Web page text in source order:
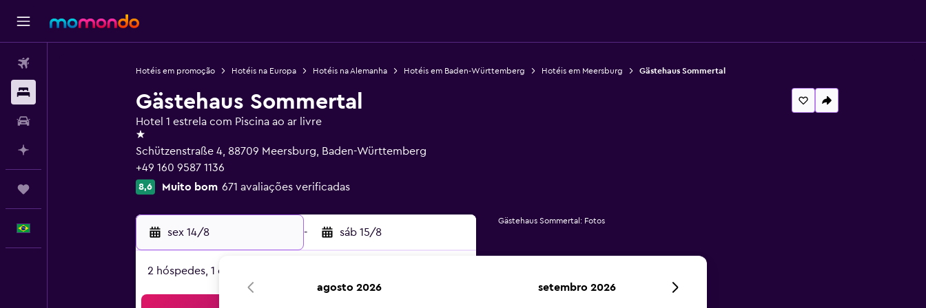
Hotéis em promoção Hotéis na Europa Hotéis na Alemanha Hotéis em Baden-Württemberg Hotéis em Meersburg Gästehaus Sommertal
Gästehaus Sommertal
Hotel 1 estrela com Piscina ao ar livre
1 estrela
Schützenstraße 4, 88709 Meersburg, Baden-Württemberg
+49 160 9587 1136
8,6 Muito bom 671 avaliações verificadas
sex 14/8 - sáb 15/8
2 hóspedes, 1 quarto
Gästehaus Sommertal: Fotos
agosto 2026 setembro 2026